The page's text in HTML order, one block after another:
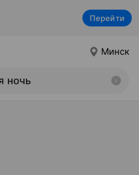
Перейти
Минск